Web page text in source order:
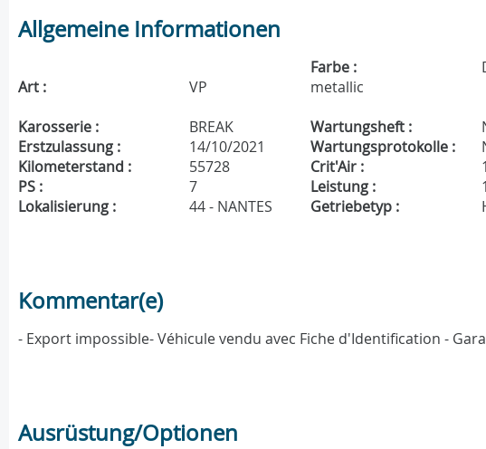
Allgemeine Informationen
Art : VP
Farbe :
metallic
Karosserie : BREAK Wartungsheft :
Erstzulassung :
14/10/2021 Wartungsprotokolle :
Kilometerstand :
55728 Crit'Air : 1
PS :
7 Leistung :
Lokalisierung :
44 - NANTES Getriebetyp :
Kommentar(e)
- Export impossible- Véhicule vendu avec Fiche d'Identification -
Ausrüstung/Optionen